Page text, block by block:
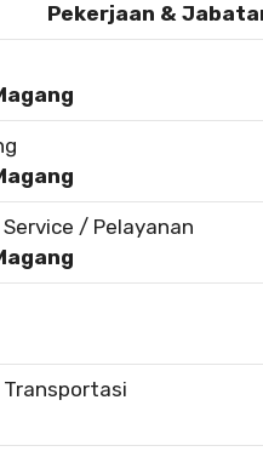
Pekerjaan &
/ Pelayanan